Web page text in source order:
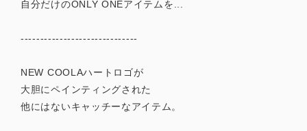
自分だけのONLY ONEアイテムを...
------------------------------
NEW COOLAハートロゴが
大胆にペインティングされた
他にはないキャッチーなアイテム。